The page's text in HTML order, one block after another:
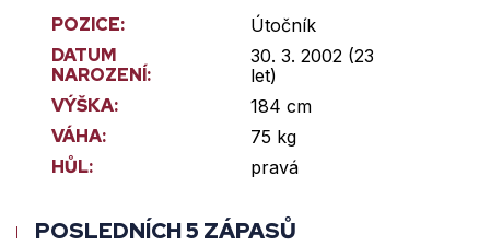
POZICE: Útočník
DATUM
NAROZENÍ:
30. 3. 2002 (23
let)
VÝŠKA: 184 cm
VÁHA: 75 kg
HŮL: pravá
POSLEDNÍCH 5 ZÁPASŮ